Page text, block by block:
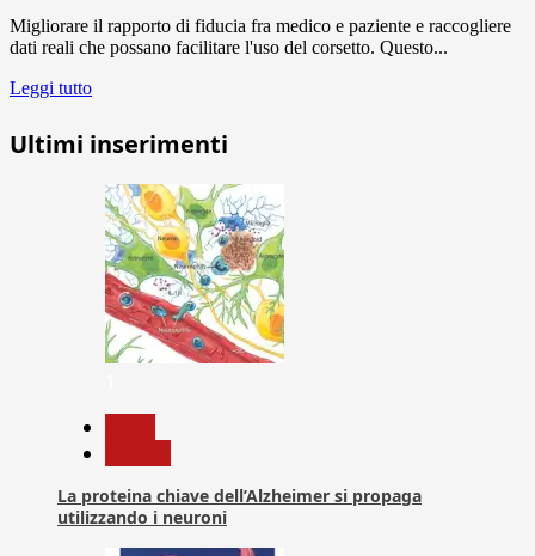
Migliorare il rapporto di fiducia fra medico e paziente e raccogliere
dati reali che possano facilitare l'uso del corsetto. Questo...
Leggi tutto
Ultimi inserimenti
La proteina chiave dell’Alzheimer si propaga
utilizzando i neuroni